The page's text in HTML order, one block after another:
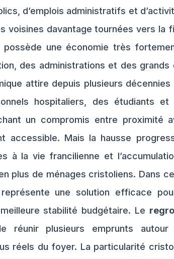
d’emplois administratifs et
voisines davantage tournées vers la
une économie très
des administrations et des grands
attire depuis plusieurs décennies
hospitaliers, des étudiants et
un compromis entre proximité
accessible. Mais la hausse
à la vie francilienne et
plus de ménages cristoliens. Dans
représente une solution efficace
stabilité budgétaire. Le
réunir plusieurs emprunts autour
réels du foyer. La particularité